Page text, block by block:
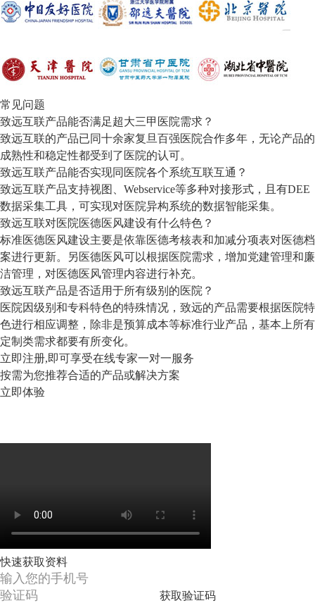
常见问题
致远互联产品能否满足超大三甲医院需求？
致远互联的产品已同十余家复旦百强医院合作多年，无论产品的
成熟性和稳定性都受到了医院的认可。
致远互联产品能否实现同医院各个系统互联互通？
致远互联产品支持视图、Webservice等多种对接形式，且有DEE
数据采集工具，可实现对医院异构系统的数据智能采集。
致远互联对医院医德医风建设有什么特色？
标准医德医风建设主要是依靠医德考核表和加减分项表对医德档
案进行更新。另医德医风可以根据医院需求，增加党建管理和廉
洁管理，对医德医风管理内容进行补充。
致远互联产品是否适用于所有级别的医院？
医院因级别和专科特色的特殊情况，致远的产品需要根据医院特
色进行相应调整，除非是预算成本等标准行业产品，基本上所有
定制类需求都要有所变化。
立即注册,即可享受在线专家一对一服务
按需为您推荐合适的产品或解决方案
立即体验
快速获取资料
获取验证码